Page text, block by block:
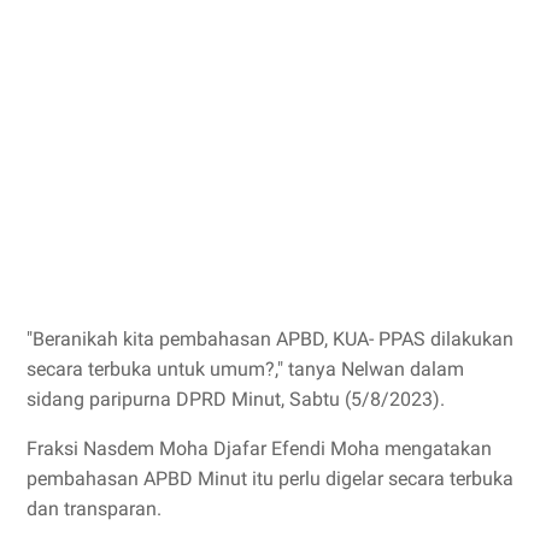
"Beranikah kita pembahasan APBD, KUA- PPAS dilakukan
secara terbuka untuk umum?," tanya Nelwan dalam
sidang paripurna DPRD Minut, Sabtu (5/8/2023).
Fraksi Nasdem Moha Djafar Efendi Moha mengatakan
pembahasan APBD Minut itu perlu digelar secara terbuka
dan transparan.